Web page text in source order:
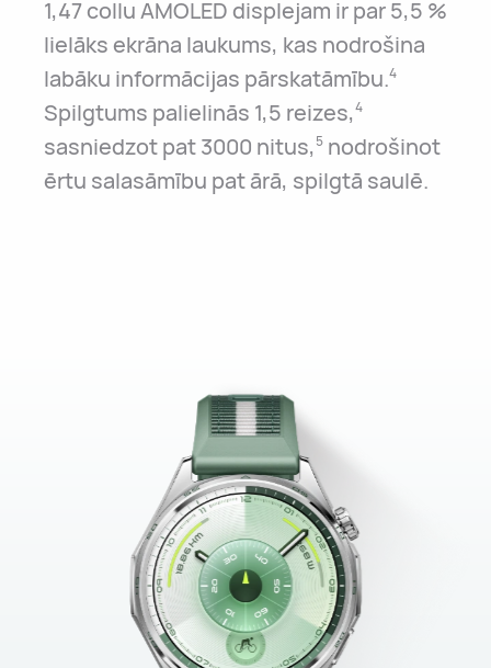
1,47 collu AMOLED displejam ir par 5,5 %
lielāks ekrāna laukums, kas nodrošina
labāku informācijas pārskatāmību.4
Spilgtums palielinās 1,5 reizes,4
sasniedzot pat 3000 nitus, 5nodrošinot
ērtu salasāmību pat ārā, spilgtā saulē.